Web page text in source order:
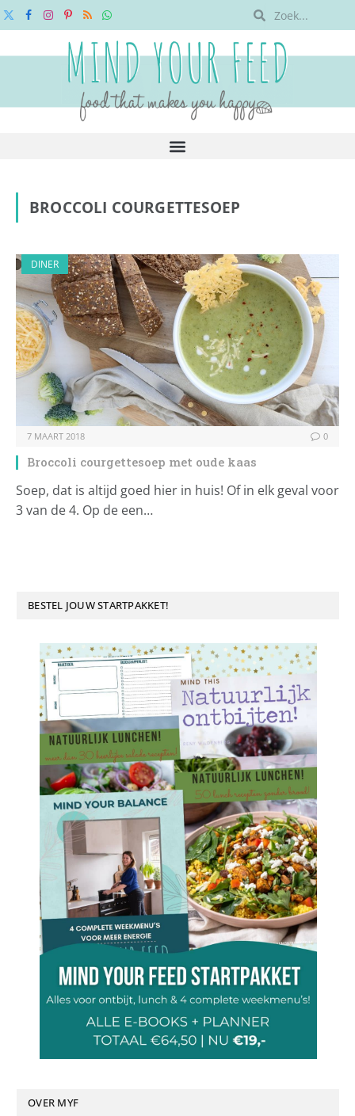
X
FacebookInstagram
Pinterest
RSSWhatsApp
BROCCOLI COURGETTESOEP
DINER
7 MAART 2018 0
Broccoli courgettesoep met oude kaas
Soep, dat is altijd goed hier in huis! Of in elk geval voor
3 van de 4. Op de een…
BESTEL JOUW STARTPAKKET!
OVER MYF